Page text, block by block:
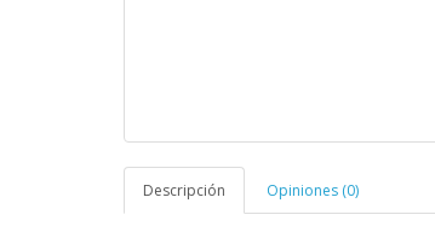
Descripción Opiniones (0)